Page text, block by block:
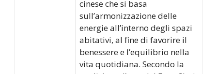
cinese che si basa
sull’armonizzazione delle
energie all’interno degli spazi
abitativi, al fine di favorire il
benessere e l’equilibrio nella
vita quotidiana. Secondo la